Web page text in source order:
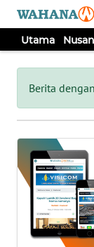
Utama
Berita
Tutup
UTAMA
NUSANTARA
KHAS
SERBA-